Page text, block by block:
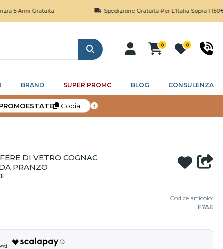
Gratuita Spedizione Gratuita Per L'Italia Sopra I 150€
Cerca
0 0
BRAND SUPER PROMO BLOG CONSULENZA
Copia
DI VETRO COGNAC
PRANZO
Codice articolo:
F7AE